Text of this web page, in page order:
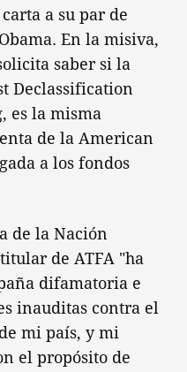
a su par de
En la misiva,
saber si la
Declassification
es la misma
de la American
a los fondos
de la Nación
de ATFA "ha
difamatoria e
inauditas contra el
mi país, y mi
el propósito de